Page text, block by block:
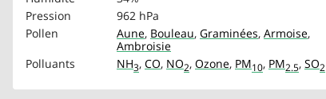
Pression
962 hPa
Pollen
Aune, Bouleau, Graminées, Armoise,
Ambroisie
Polluants
NH3, CO, NO2, Ozone, PM10, PM2.5, SO2